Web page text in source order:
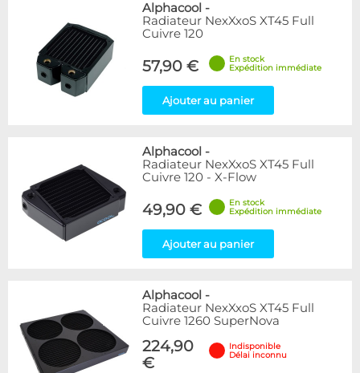
Alphacool -
Radiateur NexXxoS XT45 Full
Cuivre 120
57,90 €
En stock
Expédition immédiate
Ajouter au panier
Alphacool -
Radiateur NexXxoS XT45 Full
Cuivre 120 - X-Flow
49,90 €
En stock
Expédition immédiate
Ajouter au panier
Alphacool -
Radiateur NexXxoS XT45 Full
Cuivre 1260 SuperNova
224,90
€
Indisponible
Délai inconnu